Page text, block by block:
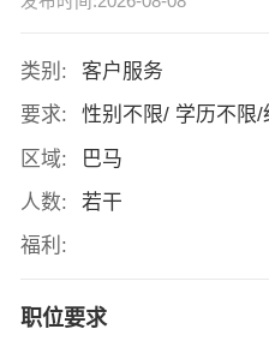
类别:
客户服务
要求:
性别不限/ 学历不限
区域:
巴马
人数:
若干
福利:
职位要求